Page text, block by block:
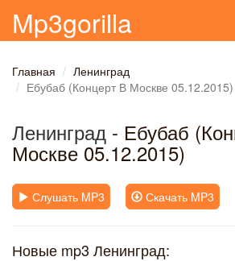
Mp3gorilla
Главная
Ленинград
Ебубаб (Концерт В Москве 05.12.2015)
Ленинград - Ебубаб
Москве 05.12.2015)
Слушать MP3 Скачать MP3
Новые mp3 Ленинград: